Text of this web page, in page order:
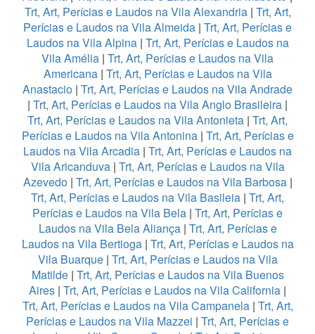
Trt, Art, Perícias e Laudos na Vila Alexandria| Trt, Art,
Perícias e Laudos na Vila Almeida | Trt, Art, Perícias e
Laudos na Vila Alpina | Trt, Art, Perícias e Laudos na
Vila Amélia | Trt, Art, Perícias e Laudos na Vila
Americana| Trt, Art, Perícias e Laudos na Vila
Anastacio | Trt, Art, Perícias e Laudos na Vila Andrade
| Trt, Art, Perícias e Laudos na Vila Anglo Brasileira |
Trt, Art, Perícias e Laudos na Vila Antonieta | Trt, Art,
Perícias e Laudos na Vila Antonina| Trt, Art, Perícias e
Laudos na Vila Arcadia | Trt, Art, Perícias e Laudos na
Vila Aricanduva| Trt, Art, Perícias e Laudos na Vila
Azevedo| Trt, Art, Perícias e Laudos na Vila Barbosa|
Trt, Art, Perícias e Laudos na Vila Basileia | Trt, Art,
Perícias e Laudos na Vila Bela | Trt, Art, Perícias e
Laudos na Vila Bela Aliança| Trt, Art, Perícias e
Laudos na Vila Bertioga| Trt, Art, Perícias e Laudos na
Vila Buarque| Trt, Art, Perícias e Laudos na Vila
Matilde| Trt, Art, Perícias e Laudos na Vila Buenos
Aires | Trt, Art, Perícias e Laudos na Vila California |
Trt, Art, Perícias e Laudos na Vila Campanela| Trt, Art,
Perícias e Laudos na Vila Mazzei | Trt, Art, Perícias e